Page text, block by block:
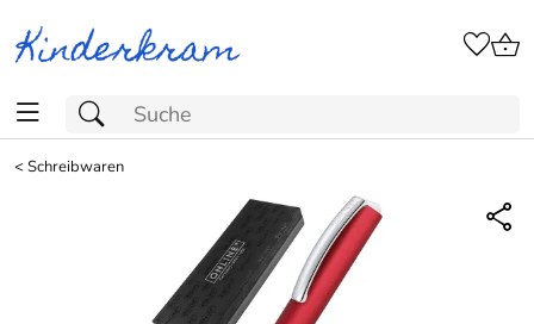
<Schreibwaren